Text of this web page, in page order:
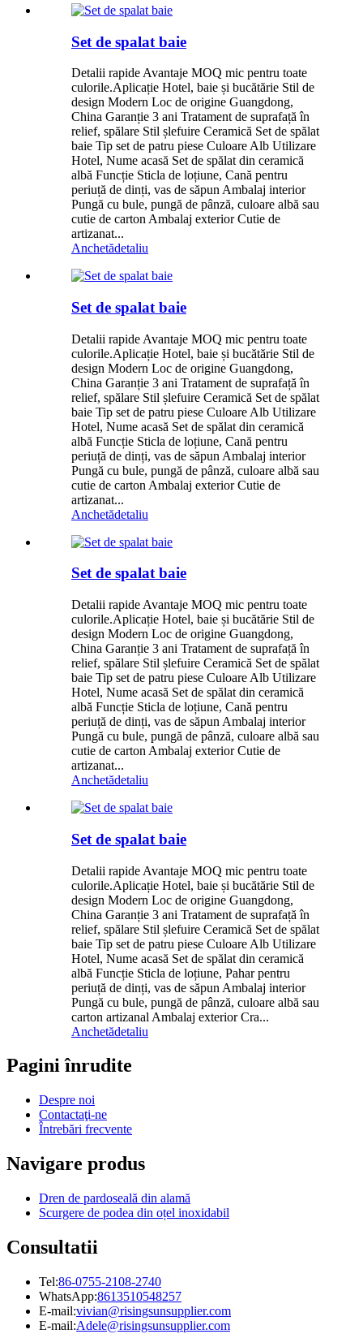
Set de spalat baie
Detalii rapide Avantaje MOQ mic pentru toate
culorile.Aplicație Hotel, baie și bucătărie Stil de
design Modern Loc de origine Guangdong,
China Garanție 3 ani Tratament de suprafață în
relief, spălare Stil șlefuire Ceramică Set de spălat
baie Tip set de patru piese Culoare Alb Utilizare
Hotel, Nume acasă Set de spălat din ceramică
albă Funcție Sticla de loțiune, Cană pentru
periuță de dinți, vas de săpun Ambalaj interior
Pungă cu bule, pungă de pânză, culoare albă sau
cutie de carton Ambalaj exterior Cutie de
artizanat...
Anchetădetaliu
Set de spalat baie
Detalii rapide Avantaje MOQ mic pentru toate
culorile.Aplicație Hotel, baie și bucătărie Stil de
design Modern Loc de origine Guangdong,
China Garanție 3 ani Tratament de suprafață în
relief, spălare Stil șlefuire Ceramică Set de spălat
baie Tip set de patru piese Culoare Alb Utilizare
Hotel, Nume acasă Set de spălat din ceramică
albă Funcție Sticla de loțiune, Cană pentru
periuță de dinți, vas de săpun Ambalaj interior
Pungă cu bule, pungă de pânză, culoare albă sau
cutie de carton Ambalaj exterior Cutie de
artizanat...
Anchetădetaliu
Set de spalat baie
Detalii rapide Avantaje MOQ mic pentru toate
culorile.Aplicație Hotel, baie și bucătărie Stil de
design Modern Loc de origine Guangdong,
China Garanție 3 ani Tratament de suprafață în
relief, spălare Stil șlefuire Ceramică Set de spălat
baie Tip set de patru piese Culoare Alb Utilizare
Hotel, Nume acasă Set de spălat din ceramică
albă Funcție Sticla de loțiune, Cană pentru
periuță de dinți, vas de săpun Ambalaj interior
Pungă cu bule, pungă de pânză, culoare albă sau
cutie de carton Ambalaj exterior Cutie de
artizanat...
Anchetădetaliu
Set de spalat baie
Detalii rapide Avantaje MOQ mic pentru toate
culorile.Aplicație Hotel, baie și bucătărie Stil de
design Modern Loc de origine Guangdong,
China Garanție 3 ani Tratament de suprafață în
relief, spălare Stil șlefuire Ceramică Set de spălat
baie Tip set de patru piese Culoare Alb Utilizare
Hotel, Nume acasă Set de spălat din ceramică
albă Funcție Sticla de loțiune, Pahar pentru
periuță de dinți, vas de săpun Ambalaj interior
Pungă cu bule, pungă de pânză, culoare albă sau
carton artizanal Ambalaj exterior Cra...
Anchetădetaliu
Pagini înrudite
Despre noi
Contactaţi-ne
Întrebări frecvente
Navigare produs
Dren de pardoseală din alamă
Scurgere de podea din oțel inoxidabil
Consultatii
Tel:86-0755-2108-2740
WhatsApp:8613510548257
E-mail:vivian@risingsunsupplier.com
E-mail:Adele@risingsunsupplier.com